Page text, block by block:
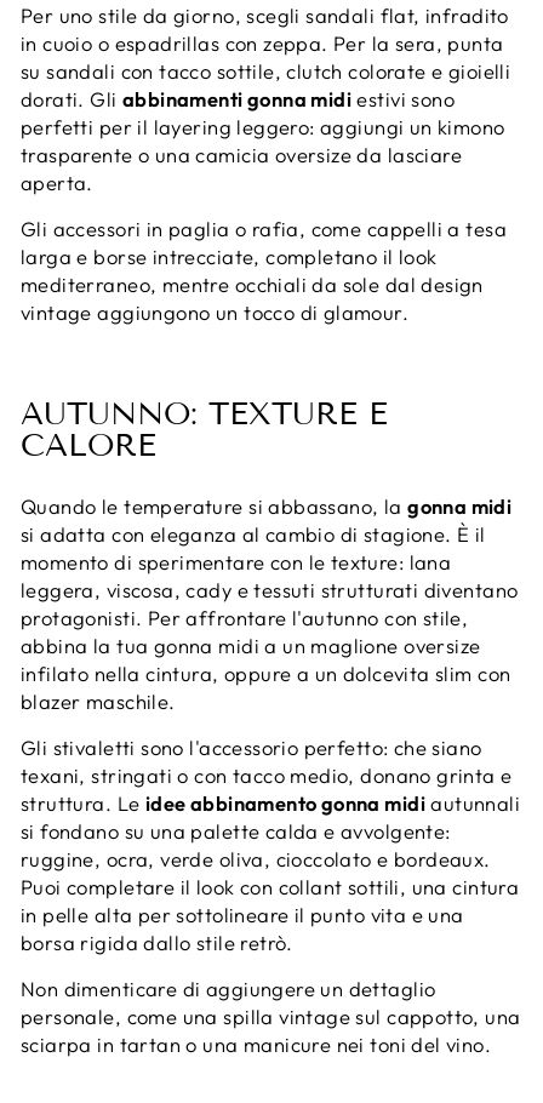
Per uno stile da giorno, scegli sandali flat, infradito
in cuoio o espadrillas con zeppa. Per la sera, punta
su sandali con tacco sottile, clutch colorate e gioielli
dorati. Gli abbinamenti gonna midiestivi sono
perfetti per il layering leggero: aggiungi un kimono
trasparente o una camicia oversize da lasciare
aperta.
Gli accessori in paglia o rafia, come cappelli a tesa
larga e borse intrecciate, completano il look
mediterraneo, mentre occhiali da sole dal design
vintage aggiungono un tocco di glamour.
AUTUNNO: TEXTURE E
CALORE
Quando le temperature si abbassano, lagonna midi
si adatta con eleganza al cambio di stagione. È il
momento di sperimentare con le texture: lana
leggera, viscosa, cady e tessuti strutturati diventano
protagonisti. Per affrontare l'autunno con stile,
abbina la tua gonna midi a un maglione oversize
infilato nella cintura, oppure a un dolcevita slim con
blazer maschile.
Gli stivaletti sono l'accessorio perfetto: che siano
texani, stringati o con tacco medio, donano grinta e
struttura. Le idee abbinamento gonna midiautunnali
si fondano su una palette calda e avvolgente:
ruggine, ocra, verde oliva, cioccolato e bordeaux.
Puoi completare il look con collant sottili, una cintura
in pelle alta per sottolineare il punto vita e una
borsa rigida dallo stile retrò.
Non dimenticare di aggiungere un dettaglio
personale, come una spilla vintage sul cappotto, una
sciarpa in tartan o una manicure nei toni del vino.